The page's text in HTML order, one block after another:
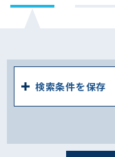
検索条件を保存